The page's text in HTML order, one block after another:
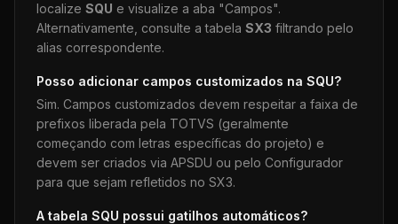
localize SQU e visualize a aba "Campos".
Alternativamente, consulte a tabela SX3 filtrando pelo
alias correspondente.
Posso adicionar campos customizados na SQU?
Sim. Campos customizados devem respeitar a faixa de
prefixos liberada pela TOTVS (geralmente
começando com letras específicas do projeto) e
devem ser criados via APSDU ou pelo Configurador
para que sejam refletidos no SX3.
A tabela SQU possui gatilhos automáticos?